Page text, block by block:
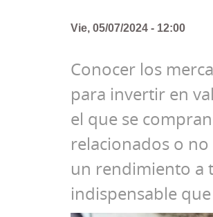
Vie, 05/07/2024 - 12:00
Conocer los
para invertir en
el que se
relacionados o
un rendimiento a
indispensable